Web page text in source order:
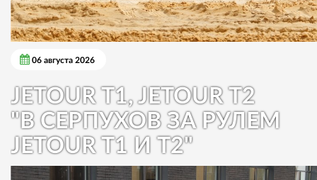
06 августа 2026
JETOUR T1, JETOUR T2
"В СЕРПУХОВ ЗА РУЛЕМ
JETOUR T1 И T2"